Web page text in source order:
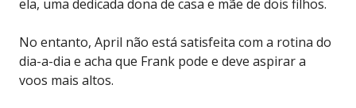
ela, uma dedicada dona de casa e mãe de dois filhos.
No entanto, April não está satisfeita com a rotina do
dia-a-dia e acha que Frank pode e deve aspirar a
voos mais altos.